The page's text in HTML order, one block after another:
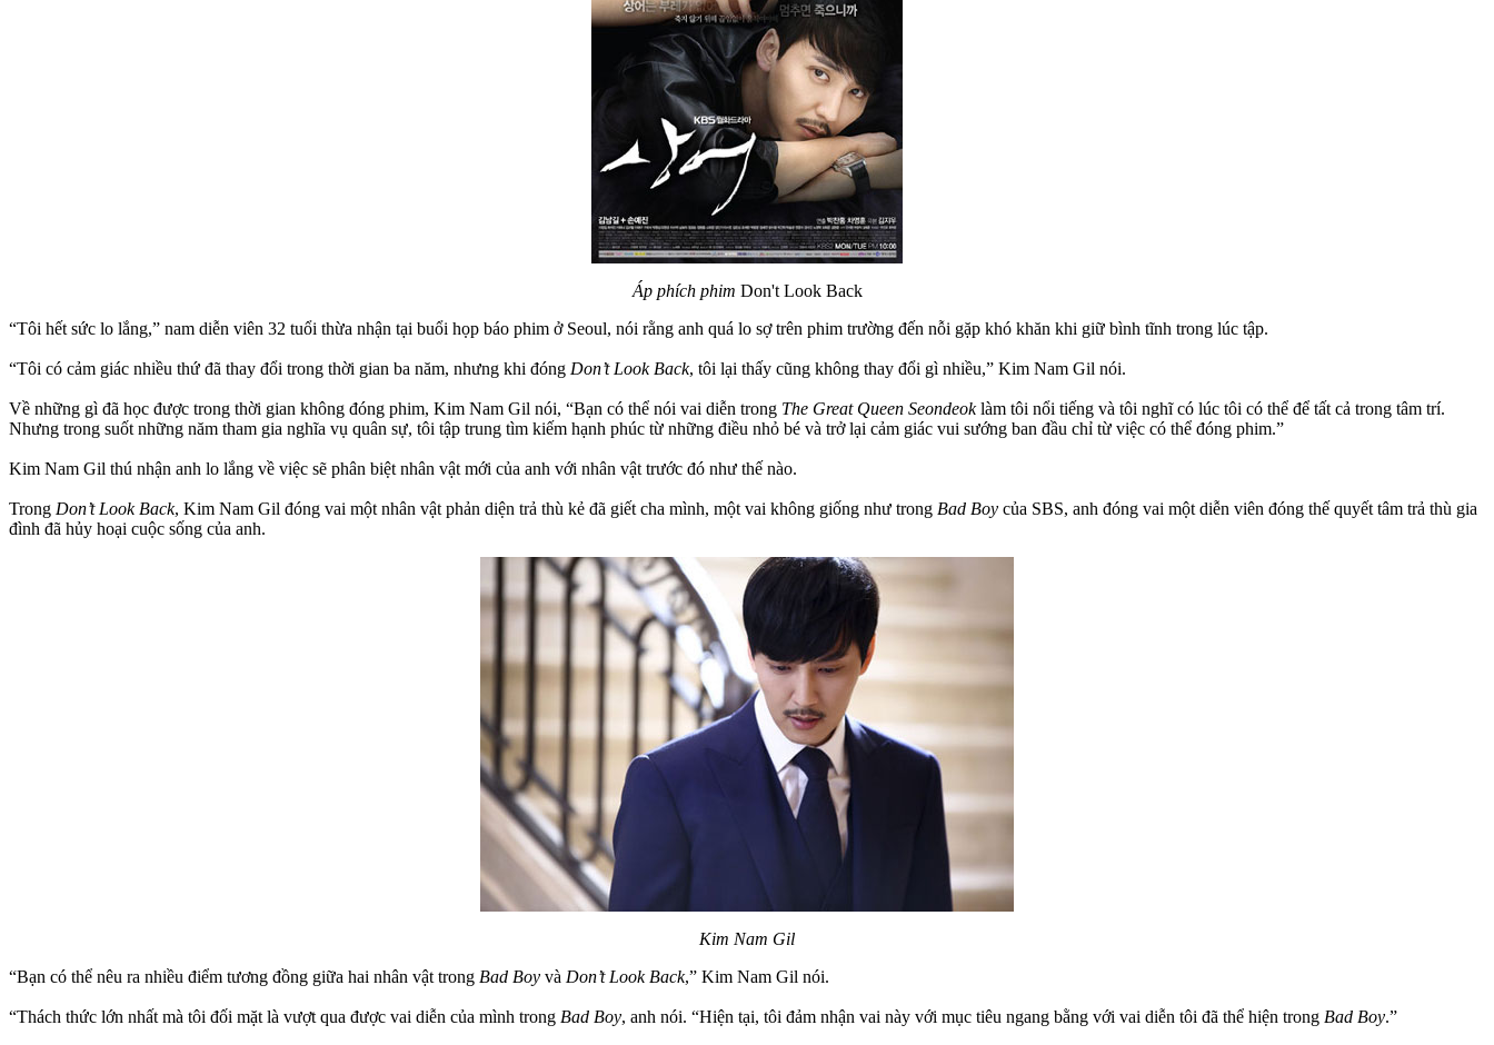
Áp phích phim Don't Look Back
“Tôi hết sức lo lắng,” nam diễn viên 32 tuổi thừa nhận tại buổi họp báo phim ở Seoul, nói rằng anh quá lo sợ trên phim trường đến nỗi gặp khó khăn khi giữ bình tĩnh trong lúc tập.
“Tôi có cảm giác nhiều thứ đã thay đổi trong thời gian ba năm, nhưng khi đóng Don’t Look Back, tôi lại thấy cũng không thay đổi gì nhiều,” Kim Nam Gil nói.
Về những gì đã học được trong thời gian không đóng phim, Kim Nam Gil nói, “Bạn có thể nói vai diễn trong The Great Queen Seondeoklàm tôi nổi tiếng và tôi nghĩ có lúc tôi có thể để tất cả trong tâm trí.
Nhưng trong suốt những năm tham gia nghĩa vụ quân sự, tôi tập trung tìm kiếm hạnh phúc từ những điều nhỏ bé và trở lại cảm giác vui sướng ban đầu chỉ từ việc có thể đóng phim.”
Kim Nam Gil thú nhận anh lo lắng về việc sẽ phân biệt nhân vật mới của anh với nhân vật trước đó như thế nào.
Trong Don’t Look Back, Kim Nam Gil đóng vai một nhân vật phản diện trả thù kẻ đã giết cha mình, một vai không giống như trong Bad Boy của SBS, anh đóng vai một diễn viên đóng thế quyết tâm trả thù gia
đình đã hủy hoại cuộc sống của anh.
Kim Nam Gil
“Bạn có thể nêu ra nhiều điểm tương đồng giữa hai nhân vật trong Bad Boy và Don’t Look Back,” Kim Nam Gil nói.
“Thách thức lớn nhất mà tôi đối mặt là vượt qua được vai diễn của mình trong Bad Boy, anh nói. “Hiện tại, tôi đảm nhận vai này với mục tiêu ngang bằng với vai diễn tôi đã thể hiện trong Bad Boy.”